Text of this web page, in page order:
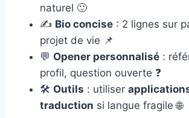
naturel 🙂
✍️ Bio concise : 2 lignes sur
projet de vie 📌
💬 Opener personnalisé :
profil, question ouverte ❓
🛠️ Outils : utiliser
traduction si langue fragile 🌐